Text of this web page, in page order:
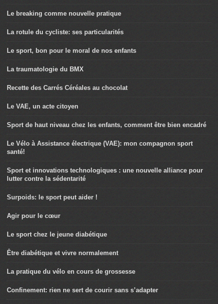
Le breaking comme nouvelle pratique
La rotule du cycliste: ses particularités
Le sport, bon pour le moral de nos enfants
La traumatologie du BMX
Recette des Carrés Céréales au chocolat
Le VAE, un acte citoyen
Sport de haut niveau chez les enfants, comment être bien encadré
Le Vélo à Assistance électrique (VAE): mon compagnon sport
santé!
Sport et innovations technologiques : une nouvelle alliance pour
lutter contre la sédentarité
Surpoids: le sport peut aider !
Agir pour le cœur
Le sport chez le jeune diabétique
Être diabétique et vivre normalement
La pratique du vélo en cours de grossesse
Confinement: rien ne sert de courir sans s’adapter